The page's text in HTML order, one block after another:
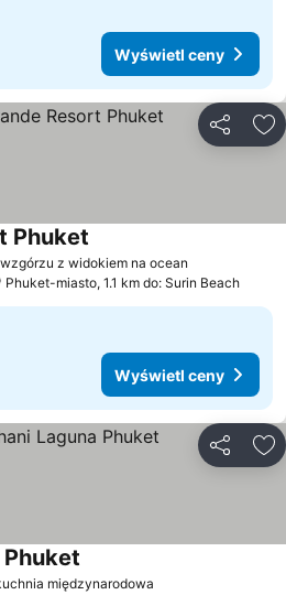
Wyświetl ceny
wzgórzu z widokiem na ocean
Phuket
Phuket-miasto, 1.1 km do: Surin Beach
Wyświetl ceny
międzynarodowa